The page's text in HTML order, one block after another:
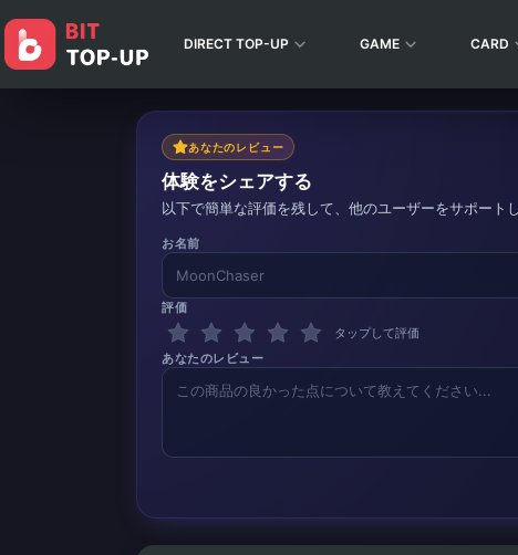
DIRECT TOP-UP GAME CARD
あなたのレビュー
体験をシェアする
以下で簡単な評価を残して、他のユーザーをサポート
お名前
評価
タップして評価
あなたのレビュー